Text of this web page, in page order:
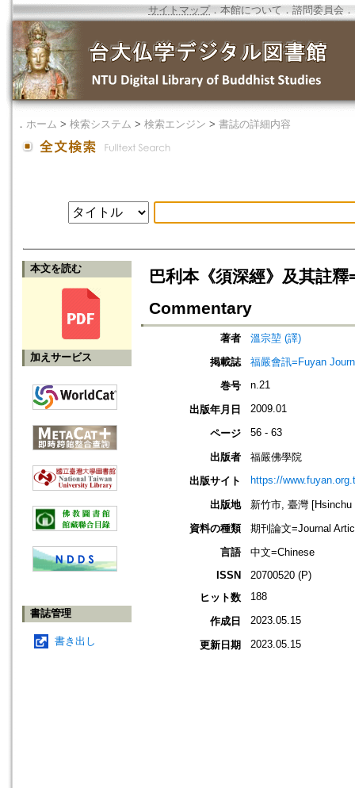
サイトマップ．本館について ． 諮問委員会 ．
． ホーム > 検索システム > 検索エンジン > 書誌の詳細内容
本文を読む
加えサービス
書誌管理
書き出し
巴利本《須深經》及其註
Commentary
著者
溫宗堃 (譯)
掲載誌
福嚴會訊=Fuyan
巻号
n.21
出版年月日 2009.01
ページ 56 - 63
出版者
福嚴佛學院
出版サイト
https://
出版地
新竹市, 臺灣 [Hsinchu
資料の種類
期刊論文=Journal
言語
中文=Chinese
ISSN
20700520 (P)
ヒット数
188
作成日 2023.05.15
更新日期 2023.05.15